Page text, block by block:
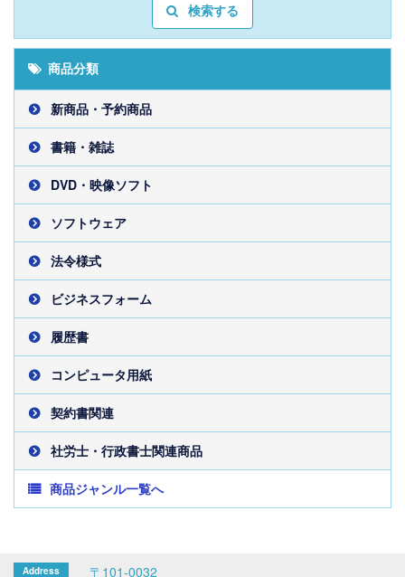
検索する
商品分類
新商品・予約商品
書籍・雑誌
DVD・映像ソフト
ソフトウェア
法令様式
ビジネスフォーム
履歴書
コンピュータ用紙
契約書関連
社労士・行政書士関連商品
商品ジャンル一覧へ
〒101-0032